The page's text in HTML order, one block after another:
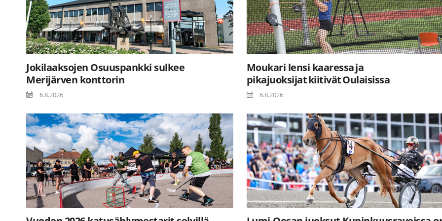
Jokilaaksojen Osuuspankki sulkee
Merijärven konttorin
6.8.2026
Moukari lensi kaaressa ja
pikajuoksijat kiitivät Oulaisissa
6.8.2026